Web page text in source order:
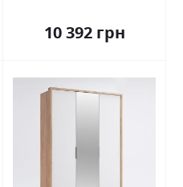
10 392 грн